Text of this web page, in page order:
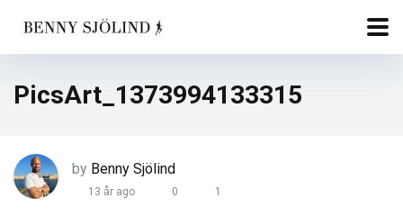
PicsArt_1373994133315
by Benny Sjölind
13 år ago 0 1